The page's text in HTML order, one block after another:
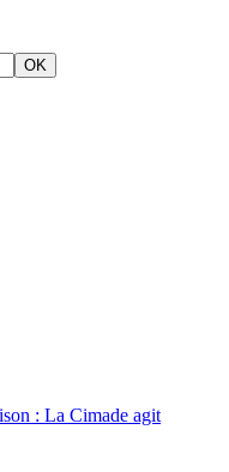
OK
: La Cimade agit